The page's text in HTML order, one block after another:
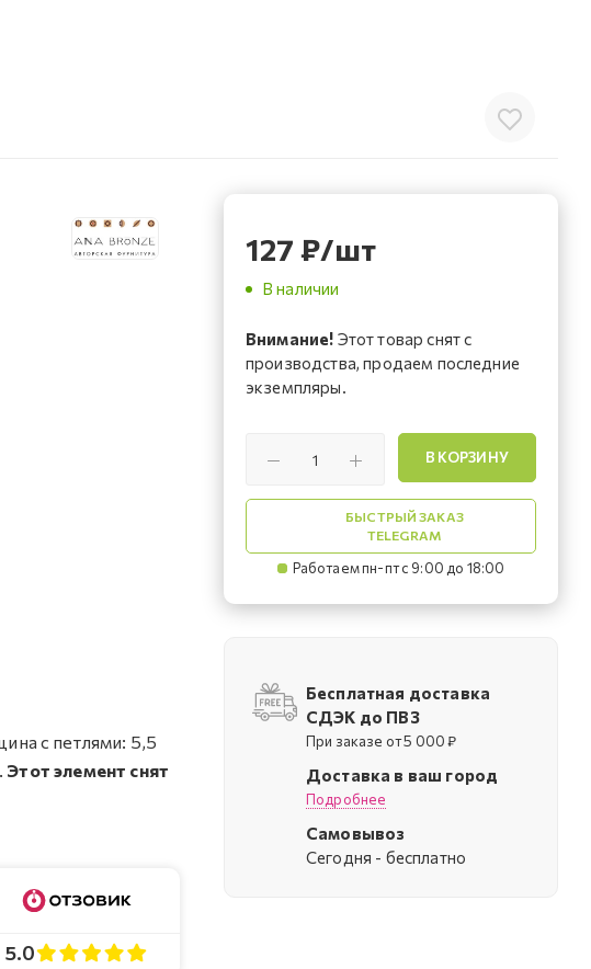
с петлями: 5,5
Этот элемент снят
5.0
127 ₽/шт
В наличии
Внимание! Этот товар снят с
производства, продаем последние
экземпляры.
В КОРЗИНУ
БЫСТРЫЙ ЗАКАЗ
TELEGRAM
Работаем пн-пт с 9:00 до 18:00
Бесплатная доставка
СДЭК до ПВЗ
При заказе от 5 000 ₽
Доставка в ваш город
Подробнее
Самовывоз
Cегодня - бесплатно